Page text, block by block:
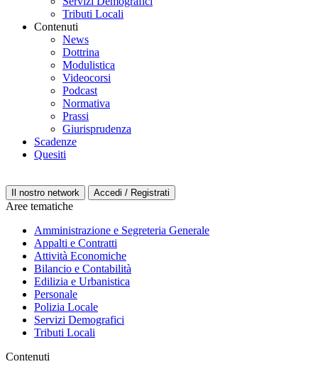
Tributi Locali
Contenuti
News
Dottrina
Modulistica
Videocorsi
Podcast
Normativa
Prassi
Giurisprudenza
Scadenze
Quesiti
Il nostro network Accedi / Registrati
Aree tematiche
Amministrazione e Segreteria Generale
Appalti e Contratti
Attività Economiche
Bilancio e Contabilità
Edilizia e Urbanistica
Personale
Polizia Locale
Servizi Demografici
Tributi Locali
Contenuti